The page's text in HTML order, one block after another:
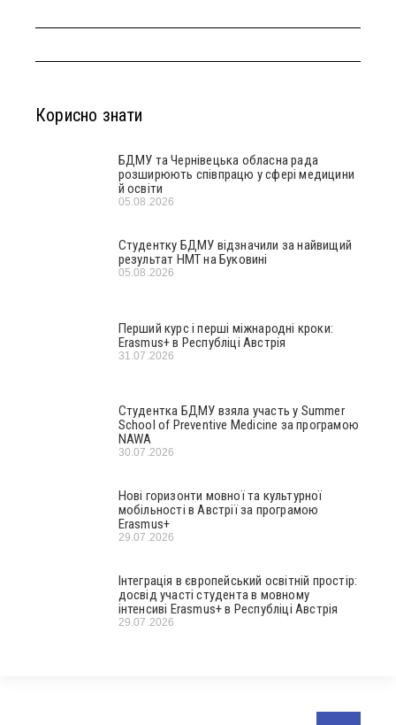
Корисно знати
БДМУ та Чернівецька обласна рада
розширюють співпрацю у сфері медицини
й освіти
05.08.2026
Студентку БДМУ відзначили за найвищий
результат НМТ на Буковині
05.08.2026
Перший курс і перші міжнародні кроки:
Erasmus+ в Республіці Австрія
31.07.2026
Студентка БДМУ взяла участь у Summer
School of Preventive Medicine за програмою
NAWA
30.07.2026
Нові горизонти мовної та культурної
мобільності в Австрії за програмою
Erasmus+
29.07.2026
Інтеграція в європейський освітній простір:
досвід участі студента в мовному
інтенсиві Erasmus+ в Республіці Австрія
29.07.2026